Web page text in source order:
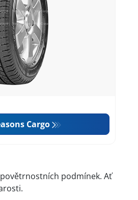
Cargo
podmínek. Ať